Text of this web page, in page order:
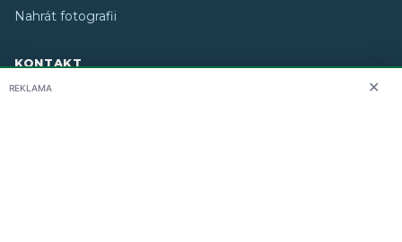
Nahrát fotografii
KONTAKT
O nás
REKLAMA ✕